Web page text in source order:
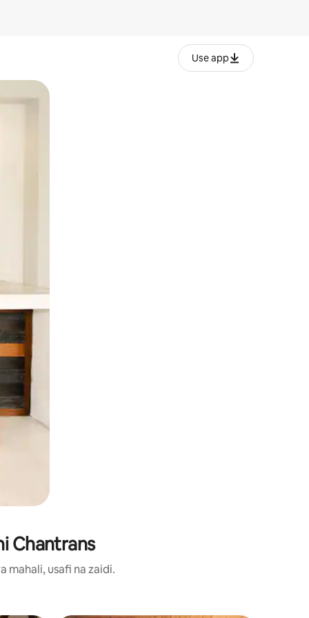
Use app
kidole kwenye ishara.
Chantrans
mahali, usafi na zaidi.